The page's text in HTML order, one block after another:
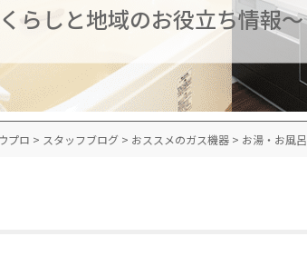
らしと地域のお役立ち情報～
プロ > スタッフブログ > おススメのガス機器 > お湯・お風呂